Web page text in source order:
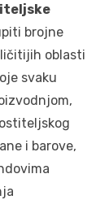
brojne
oblasti
svaku
i barove,